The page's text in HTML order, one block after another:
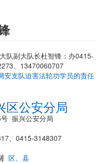
队副大队长杜智锋：办0415-
、13470060707
安支队迫害法轮功学员的责任
区公安分局
振兴公安分局
、0415-3148307
区、县